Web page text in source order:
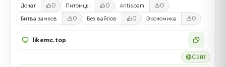
Донат 0 Питомцы 0 Antispam 0
Битва замков 0 Без вайпов 0 Экономика 0
likemc.top
Сайт